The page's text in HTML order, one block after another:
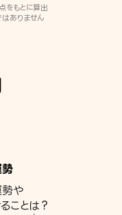
をもとに算出
ありません
や
ことは？